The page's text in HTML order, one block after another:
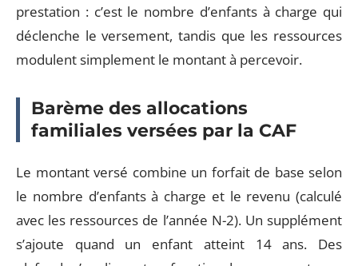
prestation : c’est le nombre d’enfants à charge qui
déclenche le versement, tandis que les ressources
modulent simplement le montant à percevoir.
Barème des allocations
familiales versées par la CAF
Le montant versé combine un forfait de base selon
le nombre d’enfants à charge et le revenu (calculé
avec les ressources de l’année N-2). Un supplément
s’ajoute quand un enfant atteint 14 ans. Des